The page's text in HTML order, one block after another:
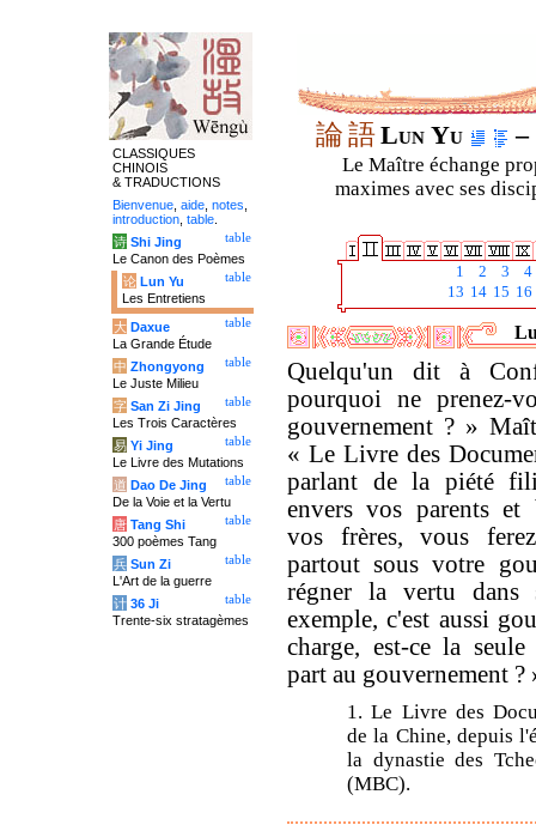
論語Lun Yu –
Le Maître échange
maximes avec ses
1 2 3
4
13 14 15 16
Quelqu'un dit à
pourquoi ne prenez-
gouvernement ? »
« Le Livre des
parlant de la piété
envers vos parents et
vos frères, vous
partout sous votre
régner la vertu dans
exemple, c'est aussi
charge, est-ce la
part au gouvernement ?
1. Le Livre des
de la Chine, depuis
la dynastie des
(MBC).
CLASSIQUES
CHINOIS
& TRADUCTIONS
Bienvenue aide notes
introduction table
table
诗 Shi Jing
Le Canon des Poèmes
table
论 Lun Yu
Les Entretiens
table
大 Daxue
La Grande Étude
table
中 Zhongyong
Le Juste Milieu
table
字 San Zi Jing
Les Trois Caractères
table
易 Yi Jing
Le Livre des Mutations
table
道 Dao De Jing
De la Voie et la Vertu
table
唐 Tang Shi
300 poèmes Tang
table
兵 Sun Zi
L'Art de la guerre
table
计 36 Ji
Trente-six stratagèmes